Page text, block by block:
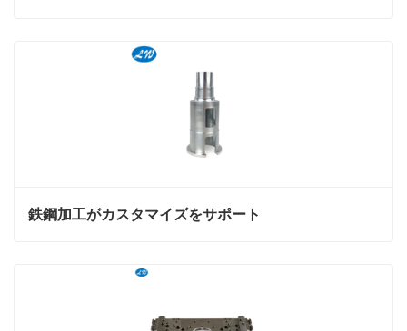
鉄鋼加工がカスタマイズをサポート